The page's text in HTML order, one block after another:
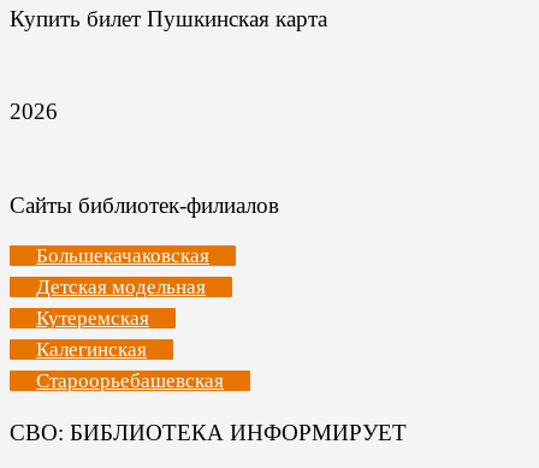
Купить билет Пушкинская карта
2026
Сайты библиотек-филиалов
Большекачаковская
Детская модельная
Кутеремская
Калегинская
Староорьебашевская
СВО: БИБЛИОТЕКА ИНФОРМИРУЕТ